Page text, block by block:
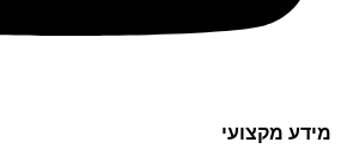
מידע מקצועי